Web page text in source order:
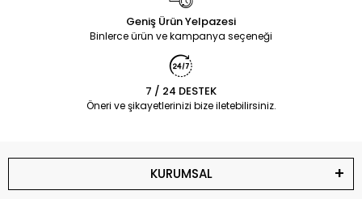
Geniş Ürün Yelpazesi
Binlerce ürün ve kampanya seçeneği
7 / 24 DESTEK
Öneri ve şikayetlerinizi bize iletebilirsiniz.
KURUMSAL